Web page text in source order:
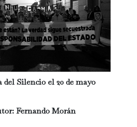
del Silencio el 20 de mayo
Fernando Morán